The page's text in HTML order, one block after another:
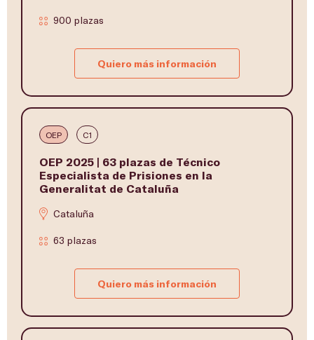
900 plazas
Quiero más información
OEP C1
OEP 2025 | 63 plazas de Técnico
Especialista de Prisiones en la
Generalitat de Cataluña
Cataluña
63 plazas
Quiero más información